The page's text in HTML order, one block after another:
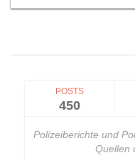
POSTS
450
Polizeiberichte und
Quellen